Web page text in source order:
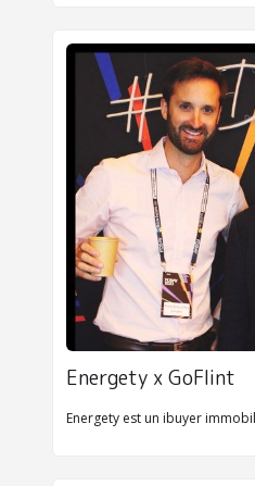
Energety x GoFlint